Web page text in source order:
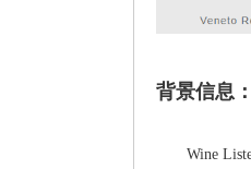
背景信息：
Wine Lister